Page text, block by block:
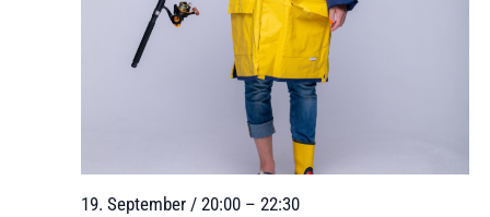
19. September / 20:00– 22:30